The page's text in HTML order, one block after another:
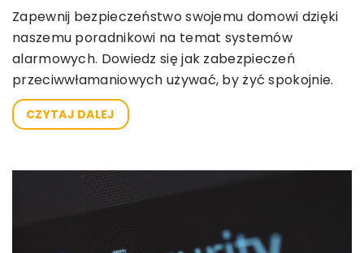
Zapewnij bezpieczeństwo swojemu domowi dzięki
naszemu poradnikowi na temat systemów
alarmowych. Dowiedz się jak zabezpieczeń
przeciwwłamaniowych używać, by żyć spokojnie.
CZYTAJ DALEJ